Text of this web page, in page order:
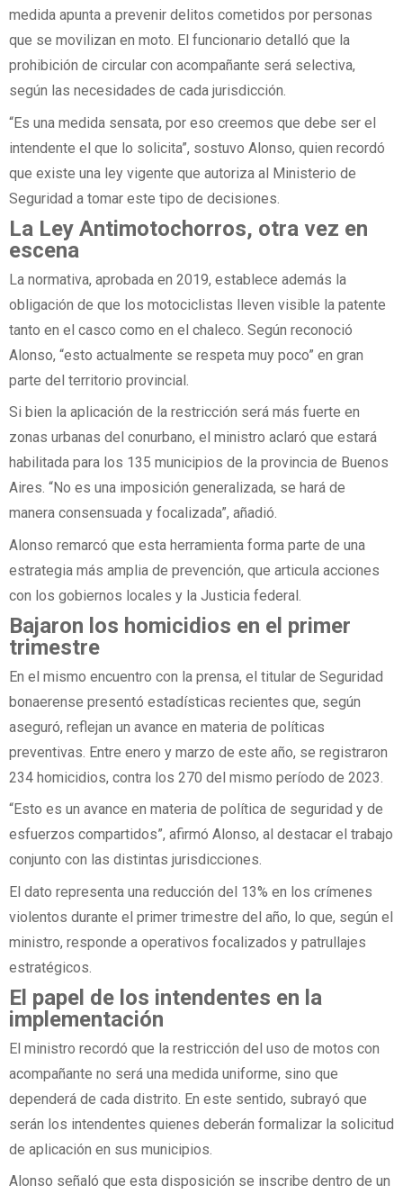
medida apunta a prevenir delitos cometidos por personas
que se movilizan en moto. El funcionario detalló que la
prohibición de circular con acompañante será selectiva,
según las necesidades de cada jurisdicción.
“Es una medida sensata, por eso creemos que debe ser el
intendente el que lo solicita”, sostuvo Alonso, quien recordó
que existe una ley vigente que autoriza al Ministerio de
Seguridad a tomar este tipo de decisiones.
La Ley Antimotochorros, otra vez en
escena
La normativa, aprobada en 2019, establece además la
obligación de que los motociclistas lleven visible la patente
tanto en el casco como en el chaleco. Según reconoció
Alonso, “esto actualmente se respeta muy poco” en gran
parte del territorio provincial.
Si bien la aplicación de la restricción será más fuerte en
zonas urbanas del conurbano, el ministro aclaró que estará
habilitada para los 135 municipios de la provincia de Buenos
Aires. “No es una imposición generalizada, se hará de
manera consensuada y focalizada”, añadió.
Alonso remarcó que esta herramienta forma parte de una
estrategia más amplia de prevención, que articula acciones
con los gobiernos locales y la Justicia federal.
Bajaron los homicidios en el primer
trimestre
En el mismo encuentro con la prensa, el titular de Seguridad
bonaerense presentó estadísticas recientes que, según
aseguró, reflejan un avance en materia de políticas
preventivas. Entre enero y marzo de este año, se registraron
234 homicidios, contra los 270 del mismo período de 2023.
“Esto es un avance en materia de política de seguridad y de
esfuerzos compartidos”, afirmó Alonso, al destacar el trabajo
conjunto con las distintas jurisdicciones.
El dato representa una reducción del 13% en los crímenes
violentos durante el primer trimestre del año, lo que, según el
ministro, responde a operativos focalizados y patrullajes
estratégicos.
El papel de los intendentes en la
implementación
El ministro recordó que la restricción del uso de motos con
acompañante no será una medida uniforme, sino que
dependerá de cada distrito. En este sentido, subrayó que
serán los intendentes quienes deberán formalizar la solicitud
de aplicación en sus municipios.
Alonso señaló que esta disposición se inscribe dentro de un